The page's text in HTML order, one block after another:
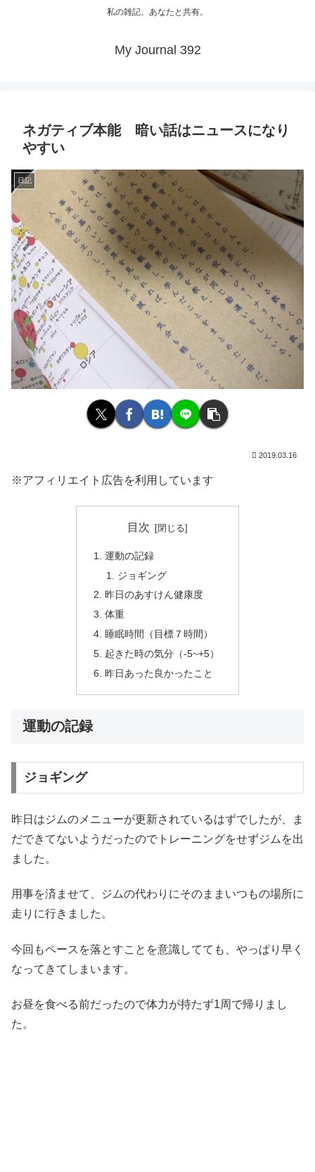
私の雑記、あなたと共有。
My Journal 392
ネガティブ本能 暗い話はニュースになり
やすい
日記
2019.03.16
※アフィリエイト広告を利用しています
目次
運動の記録
ジョギング
昨日のあすけん健康度
体重
睡眠時間（目標７時間）
起きた時の気分（-5~+5）
昨日あった良かったこと
運動の記録
ジョギング
昨日はジムのメニューが更新されているはずでしたが、ま
だできてないようだったのでトレーニングをせずジムを出
ました。
用事を済ませて、ジムの代わりにそのままいつもの場所に
走りに行きました。
今回もペースを落とすことを意識してても、やっぱり早く
なってきてしまいます。
お昼を食べる前だったので体力が持たず1周で帰りまし
た。